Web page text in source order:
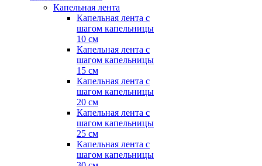
Капельная лента
Капельная лента с
шагом капельницы
10 см
Капельная лента с
шагом капельницы
15 см
Капельная лента с
шагом капельницы
20 см
Капельная лента с
шагом капельницы
25 см
Капельная лента с
шагом капельницы